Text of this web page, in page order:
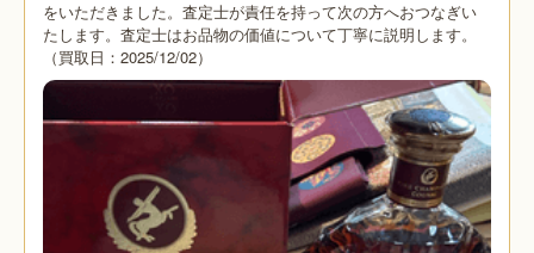
をいただきました。査定士が責任を持って次の方へおつなぎい
たします。査定士はお品物の価値について丁寧に説明します。
（買取日：2025/12/02）